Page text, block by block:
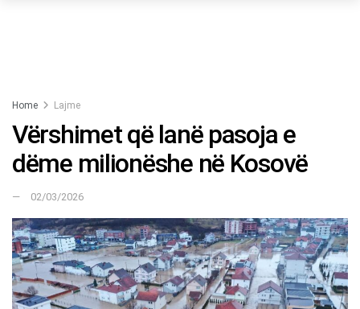
Home Lajme
Vërshimet që lanë pasoja e
dëme milionëshe në Kosovë
02/03/2026